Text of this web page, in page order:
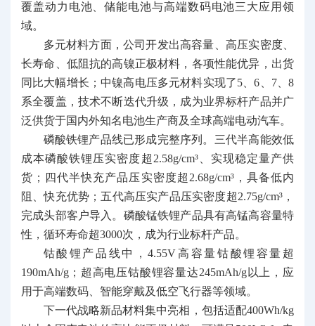
覆盖动力电池、储能电池与高端数码电池三大应用领
域。
多元材料方面，公司开发出高容量、高压实密度、
长寿命、低阻抗的高镍正极材料，各项性能优异，出货
同比大幅增长；中镍高电压多元材料实现了5、6、7、8
系全覆盖，技术不断迭代升级，成为业界标杆产品并广
泛供货于国内外知名电池生产商及全球高端电动汽车。
磷酸铁锂产品线已形成完整序列。三代半高能效低
成本磷酸铁锂压实密度超2.58g/cm³、实现稳定量产供
货；四代半快充产品压实密度超2.68g/cm³，具备低内
阻、快充优势；五代高压实产品压实密度超2.75g/cm³，
完成头部客户导入。磷酸锰铁锂产品具有高锰高容量特
性，循环寿命超3000次，成为行业标杆产品。
钴酸锂产品线中，4.55V高容量钴酸锂容量超
190mAh/g；超高电压钴酸锂容量达245mAh/g以上，应
用于高端数码、智能穿戴及低空飞行器等领域。
下一代战略新品材料集中亮相，包括适配400Wh/kg